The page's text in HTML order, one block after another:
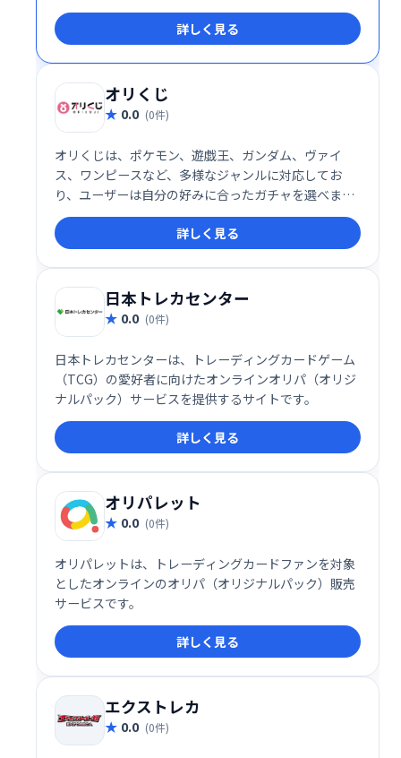
詳しく見る
オリくじ
0.0 (0件)
オリくじは、ポケモン、遊戯王、ガンダム、ヴァイ
ス、ワンピースなど、多様なジャンルに対応してお
り、ユーザーは自分の好みに合ったガチャを選べま
す。また、「ばら撒き」や「スペシャル」ガチャなど
の特別企画も展開され、いつでも新鮮な体験を提供し
ています。
詳しく見る
日本トレカセンター
0.0 (0件)
日本トレカセンターは、トレーディングカードゲーム
（TCG）の愛好者に向けたオンラインオリパ（オリジ
ナルパック）サービスを提供するサイトです。
詳しく見る
オリパレット
0.0 (0件)
オリパレットは、トレーディングカードファンを対象
としたオンラインのオリパ（オリジナルパック）販売
サービスです。
詳しく見る
エクストレカ
0.0 (0件)